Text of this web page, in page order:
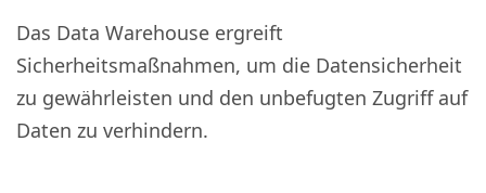
Das Data Warehouse ergreift
Sicherheitsmaßnahmen, um die Datensicherheit
zu gewährleisten und den unbefugten Zugriff auf
Daten zu verhindern.